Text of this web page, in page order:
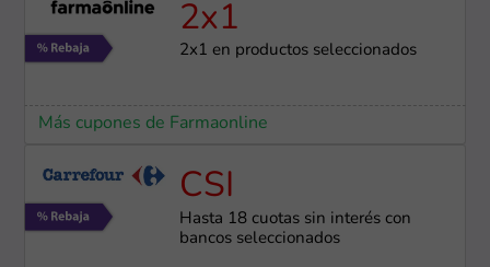
2x1
2x1 en productos seleccionados
Más cupones de Farmaonline
CSI
Hasta 18 cuotas sin interés con
bancos seleccionados